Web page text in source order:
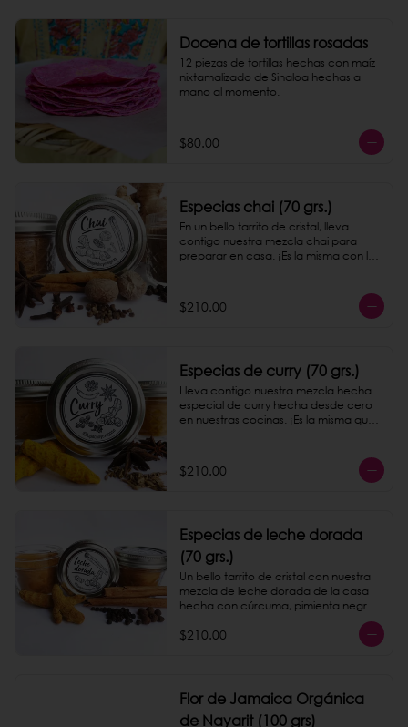
Docena de tortillas rosadas
12 piezas de tortillas hechas con maíz
nixtamalizado de Sinaloa hechas a
mano al momento.
$80.00
Especias chai (70 grs.)
En un bello tarrito de cristal, lleva
contigo nuestra mezcla chai para
preparar en casa. ¡Es la misma con la
$210.00
Especias de curry (70 grs.)
Lleva contigo nuestra mezcla hecha
especial de curry hecha desde cero
en nuestras cocinas. ¡Es la misma que
$210.00
Especias de leche dorada
(70 grs.)
Un bello tarrito de cristal con nuestra
mezcla de leche dorada de la casa
hecha con cúrcuma, pimienta negra
$210.00
Flor de Jamaica Orgánica
de Nayarit (100 grs)